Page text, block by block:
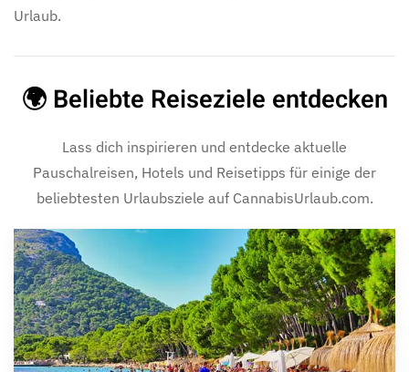
Urlaub.
🌍 Beliebte Reiseziele entdecken
Lass dich inspirieren und entdecke aktuelle
Pauschalreisen, Hotels und Reisetipps für einige der
beliebtesten Urlaubsziele auf CannabisUrlaub.com.